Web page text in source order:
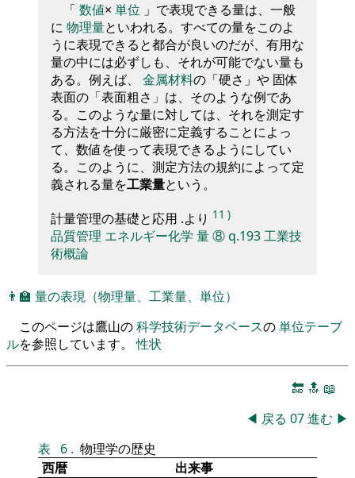
「 数値× 単位 」で表現できる量は、一般
に 物理量といわれる。すべての量をこのよ
うに表現できると都合が良いのだが、有用な
量の中には必ずしも、それが可能でない量も
ある。例えば、 金属材料の「硬さ」や 固体
表面の「表面粗さ」は、そのような例であ
る。このような量に対しては、それを測定す
る方法を十分に厳密に定義することによっ
て、数値を使って表現できるようにしてい
る。このように、測定方法の規約によって定
義される量を工業量という。
計量管理の基礎と応用 .より 11 )
品質管理 エネルギー化学 量⑧q.193工業技
術概論
👨‍🏫 量の表現（物理量、工業量、単位）
このページは鷹山の科学技術データベースの単位テーブ
ルを参照しています。性状
🔚 🔝 📖
◀ 戻る 07進む ▶
表
6 . 物理学の歴史
西暦
出来事